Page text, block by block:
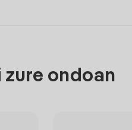
zure ondoan